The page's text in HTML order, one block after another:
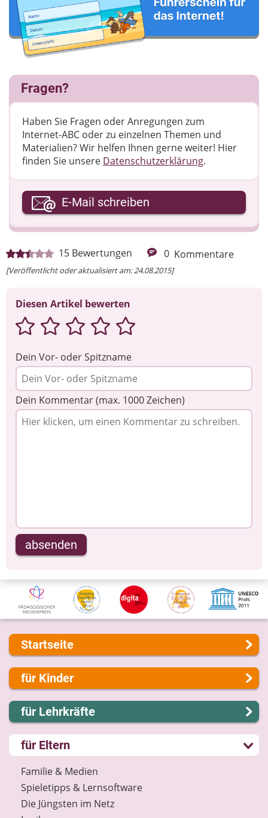
15 Bewertungen 0 Kommentare
[Veröffentlicht oder aktualisiert am: 24.08.2015]
Diesen Artikel bewerten
Dein Vor- oder Spitzname
Dein Kommentar (max. 1000 Zeichen)
absenden
Fragen?
Haben Sie Fragen oder Anregungen zum
Internet-ABC oder zu einzelnen Themen und
Materialien? Wir helfen Ihnen gerne weiter! ​Hier
finden Sie unsere Datenschutzerklärung.
Ihre E-Mail-Adresse
Ihre Nachricht
E-Mail schreiben
Startseite
Über uns
Presse
Kontakt
Impressum
Internet-ABC Sitemap
Barrierefreiheit
Länderprojekte
für Kinder
Lernen und Schule
Hobby und Freizeit
Spiel und Spaß
Mitreden und Mitmachen
Lexikon
Datenschutz
Newsletter
für Lehrkräfte
Lernmodule
Unterrichts­materialien
Internet-ABC-Schule
Praxishilfen
Aktuelles
für Eltern
Familie & Medien
Spieletipps & Lernsoftware
Die Jüngsten im Netz